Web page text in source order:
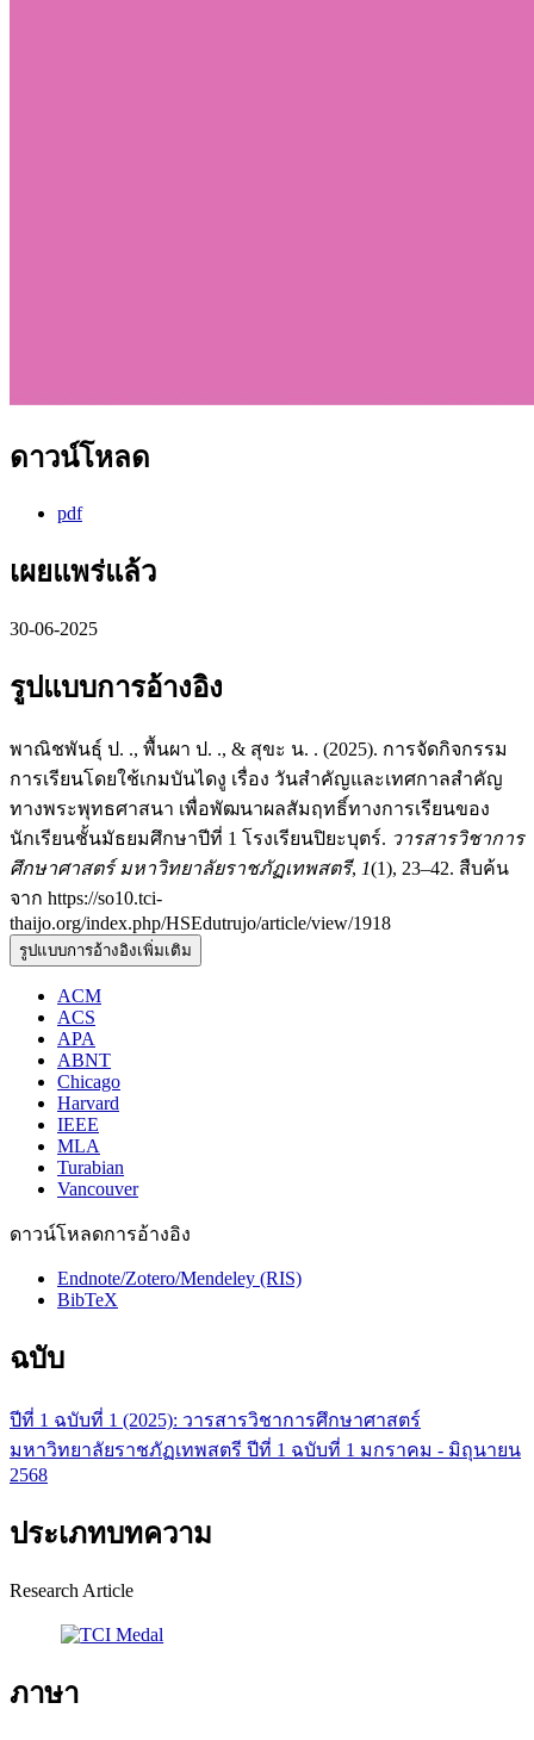
ดาวน์โหลด
pdf
เผยแพร่แล้ว
30-06-2025
รูปแบบการอ้างอิง
พาณิชพันธุ์ ป. ., พื้นผา ป. ., & สุขะ น. . (2025). การจัดกิจกรรม
การเรียนโดยใช้เกมบันไดงู เรื่อง วันสำคัญและเทศกาลสำคัญ
ทางพระพุทธศาสนา เพื่อพัฒนาผลสัมฤทธิ์ทางการเรียนของ
นักเรียนชั้นมัธยมศึกษาปีที่ 1 โรงเรียนปิยะบุตร์. วารสารวิชาการ
ศึกษาศาสตร์ มหาวิทยาลัยราชภัฏเทพสตรี, 1(1), 23–42. สืบค้น
จาก https://so10.tci-
thaijo.org/index.php/HSEdutrujo/article/view/1918
รูปแบบการอ้างอิงเพิ่มเติม
ACM
ACS
APA
ABNT
Chicago
Harvard
IEEE
MLA
Turabian
Vancouver
ดาวน์โหลดการอ้างอิง
Endnote/Zotero/Mendeley (RIS)
BibTeX
ฉบับ
ปีที่ 1 ฉบับที่ 1 (2025): วารสารวิชาการศึกษาศาสตร์
มหาวิทยาลัยราชภัฏเทพสตรี ปีที่ 1 ฉบับที่ 1 มกราคม - มิถุนายน
2568
ประเภทบทความ
Research Article
ภาษา